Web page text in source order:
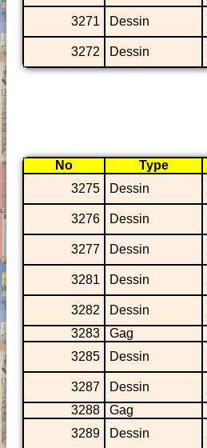
3271
Dessin
3272 Dessin
No Type
3275
Dessin
3276 Dessin
3277 Dessin
3281 Dessin
3282 Dessin
3283
Gag
3285
Dessin
3287 Dessin
3288
Gag
3289
Dessin